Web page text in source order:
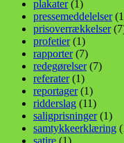
plakater(1)
pressemeddelelser
prisoverrækkelser
profetier(1)
rapporter(7)
redegørelser(7)
referater(1)
reportager(1)
ridderslag (11)
saligprisninger(1)
samtykkeerklæring